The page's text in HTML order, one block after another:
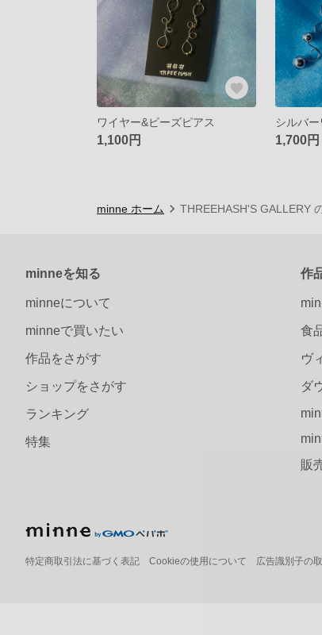
ワイヤー&ビーズピアス
1,100円
シルバ
1,700円
minne ホーム THREEHASH'S GALLERY
minneを知る
minneについて
minneで買いたい
作品をさがす
ショップをさがす
ランキング
特集
作
食
ヴ
ダ
販
特定商取引法に基づく表記 Cookieの使用について 広告識別子の